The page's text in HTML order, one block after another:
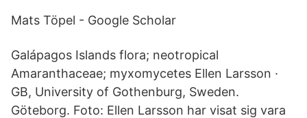
‪Mats Töpel‬ - ‪Google Scholar‬
Galápagos Islands flora; neotropical
Amaranthaceae; myxomycetes Ellen Larsson ·
GB, University of Gothenburg, Sweden.
Göteborg. Foto: Ellen Larsson har visat sig vara